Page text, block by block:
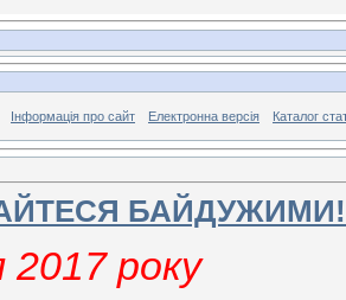
Інформація про сайт Електронна версія Каталог
БАЙДУЖИМИ!
2017 року